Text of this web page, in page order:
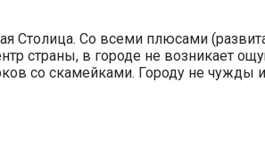
Со всеми плюсами
страны, в городе не возникает
со скамейками. Городу не чужды и